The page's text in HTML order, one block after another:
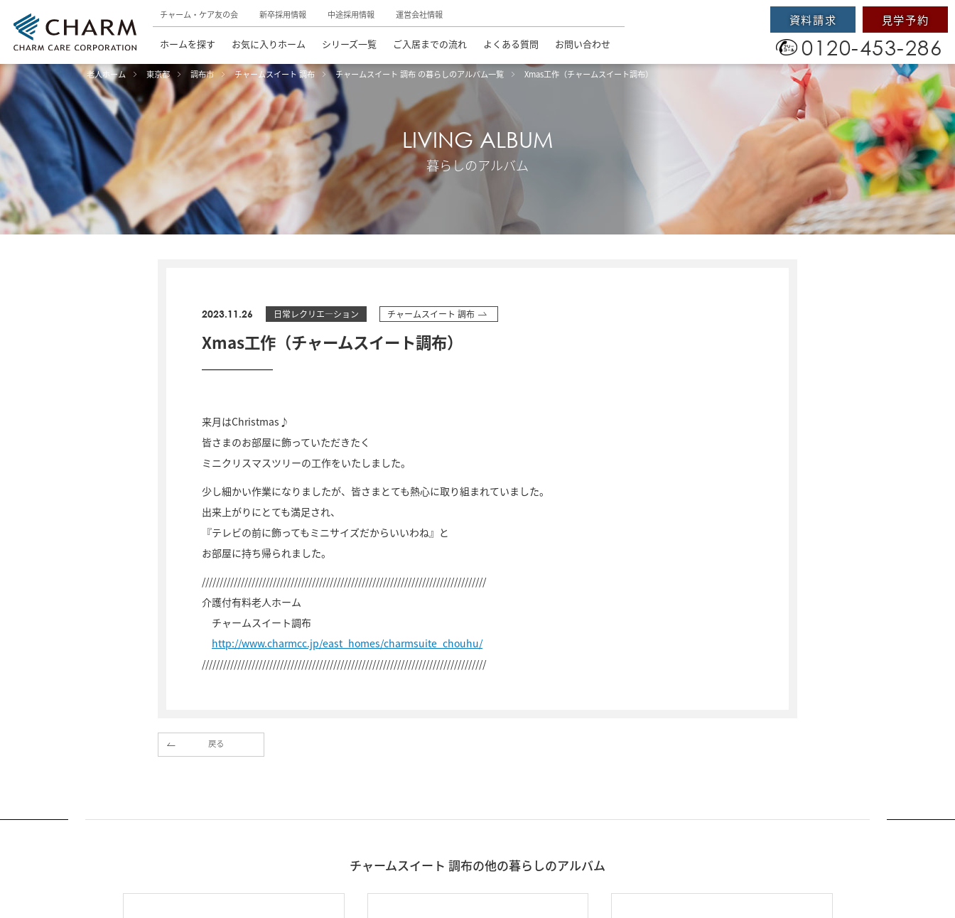
チャーム・ケア友の会 新卒採用情報 中途採用情報 運営会社情報
ホームを探す お気に入りホーム シリーズ一覧 ご入居までの流れ よくある質問 お問い合わせ
資料請求 見学予約
0120-453-286
老人ホーム 東京都 調布市 チャームスイート 調布 チャームスイート 調布 の暮らしのアルバム一覧 Xmas工作（チャームスイート調布）
LIVING ALBUM
暮らしのアルバム
2023.11.26 日常レクリエ―ション チャームスイート 調布
Xmas工作（チャームスイート調布）
来月はChristmas♪
皆さまのお部屋に飾っていただきたく
ミニクリスマスツリーの工作をいたしました。
少し細かい作業になりましたが、皆さまとても熱心に取り組まれていました。
出来上がりにとても満足され、
『テレビの前に飾ってもミニサイズだからいいわね』と
お部屋に持ち帰られました。
////////////////////////////////////////////////////////////////////////////////
介護付有料老人ホーム
チャームスイート調布
http://www.charmcc.jp/east_homes/charmsuite_chouhu/
////////////////////////////////////////////////////////////////////////////////
戻る
チャームスイート 調布の他の暮らしのアルバム